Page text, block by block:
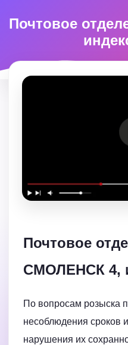
Почтовое
Почтовое
СМОЛЕНСК 4,
По вопросам розыска
несоблюдения сроков
нарушения их